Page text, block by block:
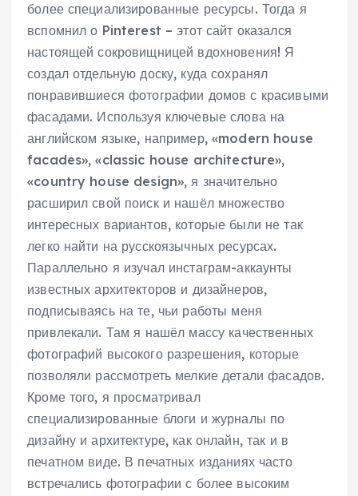
более специализированные ресурсы. Тогда я
вспомнил о Pinterest – этот сайт оказался
настоящей сокровищницей вдохновения! Я
создал отдельную доску, куда сохранял
понравившиеся фотографии домов с красивыми
фасадами. Используя ключевые слова на
английском языке, например, «modern house
facades», «classic house architecture»,
«country house design», я значительно
расширил свой поиск и нашёл множество
интересных вариантов, которые были не так
легко найти на русскоязычных ресурсах.
Параллельно я изучал инстаграм-аккаунты
известных архитекторов и дизайнеров,
подписываясь на те, чьи работы меня
привлекали. Там я нашёл массу качественных
фотографий высокого разрешения, которые
позволяли рассмотреть мелкие детали фасадов.
Кроме того, я просматривал
специализированные блоги и журналы по
дизайну и архитектуре, как онлайн, так и в
печатном виде. В печатных изданиях часто
встречались фотографии с более высоким